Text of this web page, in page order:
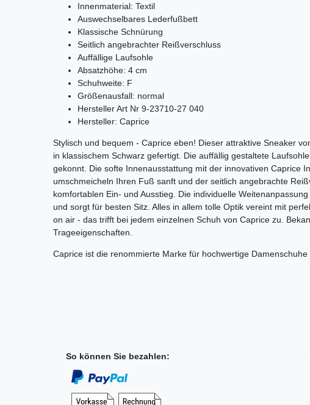
Innenmaterial: Textil
Auswechselbares Lederfußbett
Klassische Schnürung
Seitlich angebrachter Reißverschluss
Auffällige Laufsohle
Absatzhöhe: 4 cm
Schuhweite: F
Größenausfall: normal
Hersteller Art Nr 9-23710-27 040
Hersteller: Caprice
Stylisch und bequem - Caprice eben! Dieser attraktive Sneaker
in klassischem Schwarz gefertigt. Die auffällig gestaltete
gekonnt. Die softe Innenausstattung mit der innovativen Caprice
umschmeicheln Ihren Fuß sanft und der seitlich angebrachte
komfortablen Ein- und Ausstieg. Die individuelle
und sorgt für besten Sitz. Alles in allem tolle Optik vereint mit
on air - das trifft bei jedem einzelnen Schuh von Caprice zu.
Trageeigenschaften.
Caprice ist die renommierte Marke für hochwertige
So können Sie bezahlen: